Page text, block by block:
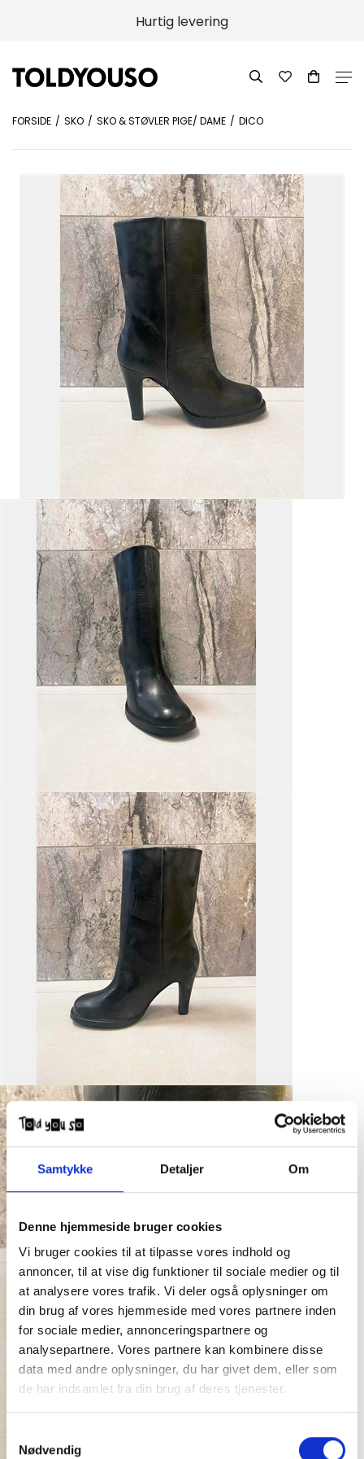
Samtykke Detaljer Om
Denne hjemmeside bruger cookies
Vi bruger cookies til at tilpasse vores indhold og
annoncer, til at vise dig funktioner til sociale medier og til
at analysere vores trafik. Vi deler også oplysninger om
din brug af vores hjemmeside med vores partnere inden
for sociale medier, annonceringspartnere og
analysepartnere. Vores partnere kan kombinere disse
data med andre oplysninger, du har givet dem, eller som
de har indsamlet fra din brug af deres tjenester.
Nødvendig
Hurtig levering
FORSIDE SKO SKO & STØVLER PIGE/ DAME DICO